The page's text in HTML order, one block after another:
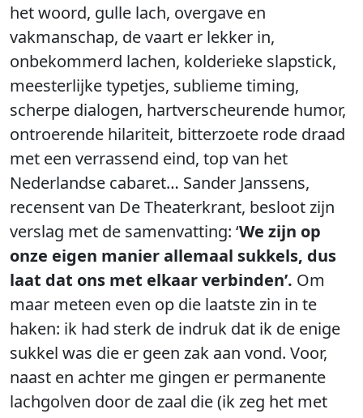
het woord, gulle lach, overgave en
vakmanschap, de vaart er lekker in,
onbekommerd lachen, kolderieke slapstick,
meesterlijke typetjes, sublieme timing,
scherpe dialogen, hartverscheurende humor,
ontroerende hilariteit, bitterzoete rode draad
met een verrassend eind, top van het
Nederlandse cabaret… Sander Janssens,
recensent van De Theaterkrant, besloot zijn
verslag met de samenvatting: ‘We zijn op
onze eigen manier allemaal sukkels, dus
laat dat ons met elkaar verbinden’. Om
maar meteen even op die laatste zin in te
haken: ik had sterk de indruk dat ik de enige
sukkel was die er geen zak aan vond. Voor,
naast en achter me gingen er permanente
lachgolven door de zaal die (ik zeg het met